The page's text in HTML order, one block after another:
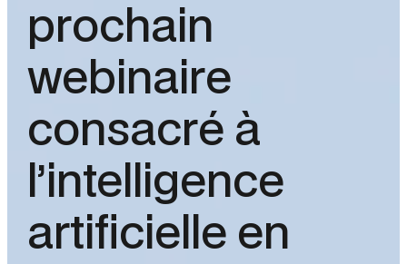
prochain
webinaire
consacré à
l’intelligence
artificielle en